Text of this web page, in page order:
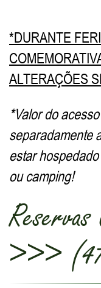
*DURANTE
ALTERAÇÕES
*Valor do
separadamente
estar
ou camping!
>>>